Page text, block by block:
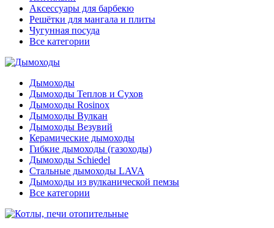
Аксессуары для барбекю
Решётки для мангала и плиты
Чугунная посуда
Все категории
Дымоходы
Дымоходы Теплов и Сухов
Дымоходы Rosinox
Дымоходы Вулкан
Дымоходы Везувий
Керамические дымоходы
Гибкие дымоходы (газоходы)
Дымоходы Schiedel
Стальные дымоходы LAVA
Дымоходы из вулканической пемзы
Все категории